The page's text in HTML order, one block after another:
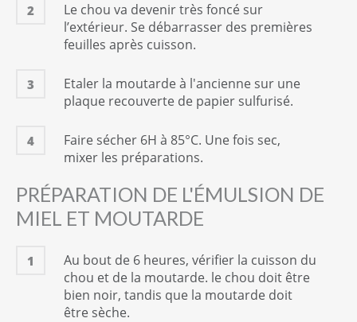
2
Le chou va devenir très foncé sur
l’extérieur. Se débarrasser des premières
feuilles après cuisson.
3
Etaler la moutarde à l'ancienne sur une
plaque recouverte de papier sulfurisé.
4
Faire sécher 6H à 85°C. Une fois sec,
mixer les préparations.
PRÉPARATION DE L'ÉMULSION DE
MIEL ET MOUTARDE
1
Au bout de 6 heures, vérifier la cuisson du
chou et de la moutarde. le chou doit être
bien noir, tandis que la moutarde doit
être sèche.